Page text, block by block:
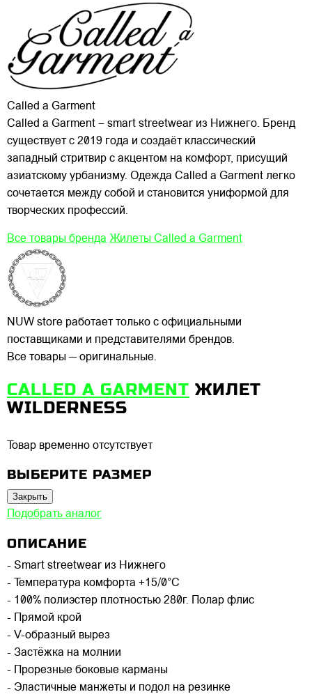
Called a Garment
Called a Garment – smart streetwear из Нижнего. Бренд
существует с 2019 года и создаёт классический
западный стритвир с акцентом на комфорт, присущий
азиатскому урбанизму. Одежда Called a Garment легко
сочетается между собой и становится униформой для
творческих профессий.
Все товары бренда Жилеты Called a Garment
NUW store работает только с официальными
поставщиками и представителями брендов.
Все товары — оригинальные.
CALLED A GARMENT ЖИЛЕТ
WILDERNESS
Товар временно отсутствует
ВЫБЕРИТЕ РАЗМЕР
Закрыть
Подобрать аналог
ОПИСАНИЕ
- Smart streetwear из Нижнего
- Температура комфорта +15/0°C
- 100% полиэстер плотностью 280г. Полар флис
- Прямой крой
- V-образный вырез
- Застёжка на молнии
- Прорезные боковые карманы
- Эластичные манжеты и подол на резинке